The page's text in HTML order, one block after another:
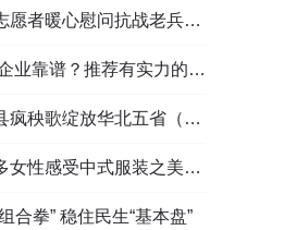
暖心慰问抗战老兵和老党员
荐有实力的LED显示屏工程服务商
华北五省（区）市舞蹈大赛舞台
装之美——山东人蒋静静的在衡创业路
合拳” 稳住民生“基本盘”